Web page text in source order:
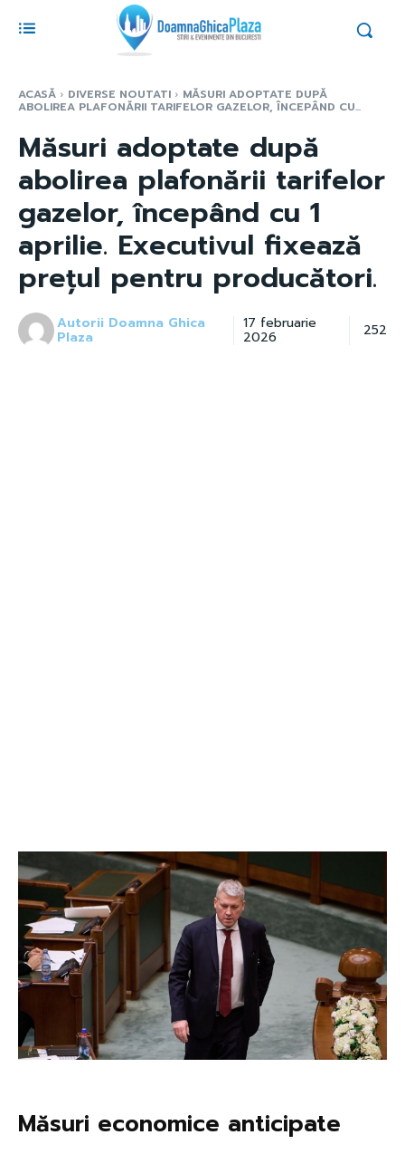
ACASĂ DIVERSE NOUTATI MĂSURI ADOPTATE DUPĂ
ABOLIREA PLAFONĂRII TARIFELOR GAZELOR, ÎNCEPÂND CU...
Măsuri adoptate după
abolirea plafonării tarifelor
gazelor, începând cu 1
aprilie. Executivul fixează
prețul pentru producători.
Autorii Doamna Ghica
Plaza
17 februarie
2026 252
Măsuri economice anticipate